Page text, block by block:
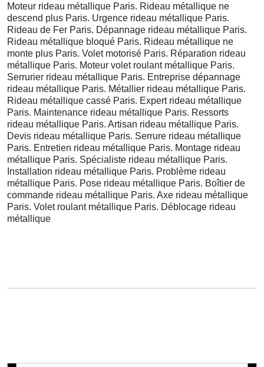
Moteur rideau métallique Paris. Rideau métallique ne
descend plus Paris. Urgence rideau métallique Paris.
Rideau de Fer Paris. Dépannage rideau métallique Paris.
Rideau métallique bloqué Paris. Rideau métallique ne
monte plus Paris. Volet motorisé Paris. Réparation rideau
métallique Paris. Moteur volet roulant métallique Paris.
Serrurier rideau métallique Paris. Entreprise dépannage
rideau métallique Paris. Métallier rideau métallique Paris.
Rideau métallique cassé Paris. Expert rideau métallique
Paris. Maintenance rideau métallique Paris. Ressorts
rideau métallique Paris. Artisan rideau métallique Paris.
Devis rideau métallique Paris. Serrure rideau métallique
Paris. Entretien rideau métallique Paris. Montage rideau
métallique Paris. Spécialiste rideau métallique Paris.
Installation rideau métallique Paris. Problème rideau
métallique Paris. Pose rideau métallique Paris. Boîtier de
commande rideau métallique Paris. Axe rideau métallique
Paris. Volet roulant métallique Paris. Déblocage rideau
métallique